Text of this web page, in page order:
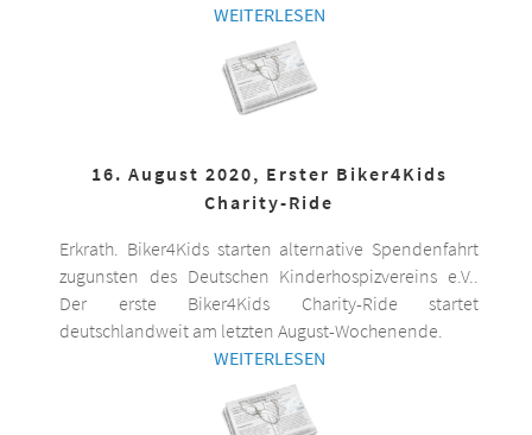
WEITERLESEN
16. August 2020, Erster Biker4Kids
Charity-Ride
Erkrath. Biker4Kids starten alternative Spendenfahrt
zugunsten des Deutschen Kinderhospizvereins e.V..
Der erste Biker4Kids Charity-Ride startet
deutschlandweit am letzten August-Wochenende.
WEITERLESEN